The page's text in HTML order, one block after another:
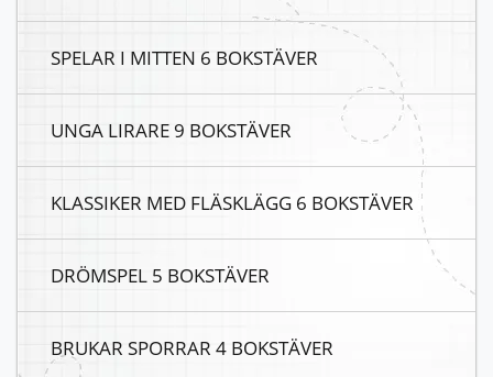
SPELAR I MITTEN 6 BOKSTÄVER
UNGA LIRARE 9 BOKSTÄVER
KLASSIKER MED FLÄSKLÄGG 6 BOKSTÄVER
DRÖMSPEL 5 BOKSTÄVER
BRUKAR SPORRAR 4 BOKSTÄVER